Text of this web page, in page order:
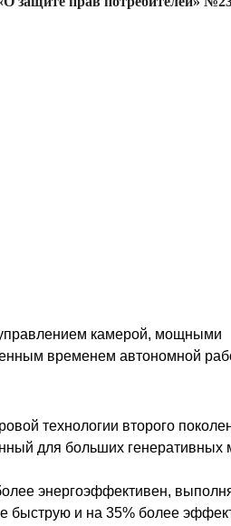
камерой, мощными
временем автономной
технологии второго
для больших генеративных
энергоэффективен,
быструю и на 35% более